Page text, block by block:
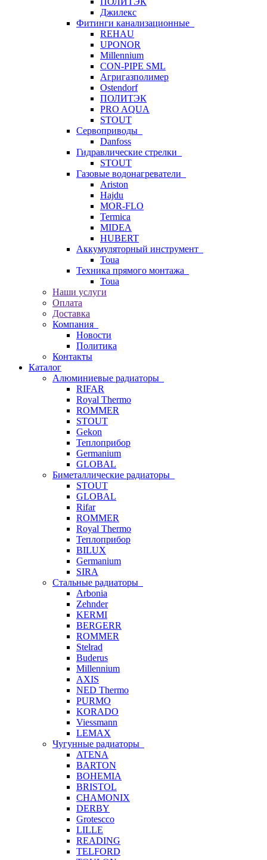
Джилекс
Фитинги канализационные
REHAU
UPONOR
Millennium
CON-PIPE SML
Агригазполимер
Ostendorf
ПОЛИТЭК
PRO AQUA
STOUT
Сервоприводы
Danfoss
Гидравлические стрелки
STOUT
Газовые водонагреватели
Ariston
Hajdu
MOR-FLO
Termica
MIDEA
HUBERT
Аккумуляторный инструмент
Toua
Техника прямого монтажа
Toua
Наши услуги
Оплата
Доставка
Компания
Новости
Политика
Контакты
Каталог
Алюминиевые радиаторы
RIFAR
Royal Thermo
ROMMER
STOUT
Gekon
Теплоприбор
Germanium
GLOBAL
Биметаллические радиаторы
STOUT
GLOBAL
Rifar
ROMMER
Royal Thermo
Теплоприбор
BILUX
Germanium
SIRA
Стальные радиаторы
Arbonia
Zehnder
KERMI
BERGERR
ROMMER
Stelrad
Buderus
Millennium
AXIS
NED Thermo
PURMO
KORADO
Viessmann
LEMAX
Чугунные радиаторы
ATENA
BARTON
BOHEMIA
BRISTOL
CHAMONIX
DERBY
Grotescco
LILLE
READING
TELFORD